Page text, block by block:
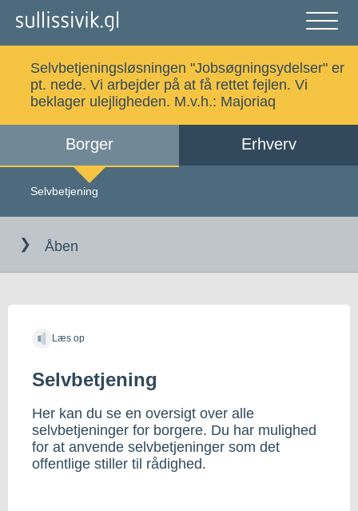
luk
Alle emner Selvbetjening
Selvbetjeningsløsningen "Jobsøgningsydelser" er
pt. nede. Vi arbejder på at få rettet fejlen. Vi
beklager ulejligheden. M.v.h.: Majoriaq
Borger Erhverv
Selvbetjening
Åben
Læs op
Selvbetjening
Her kan du se en oversigt over alle
selvbetjeninger for borgere. Du har mulighed
for at anvende selvbetjeninger som det
offentlige stiller til rådighed.